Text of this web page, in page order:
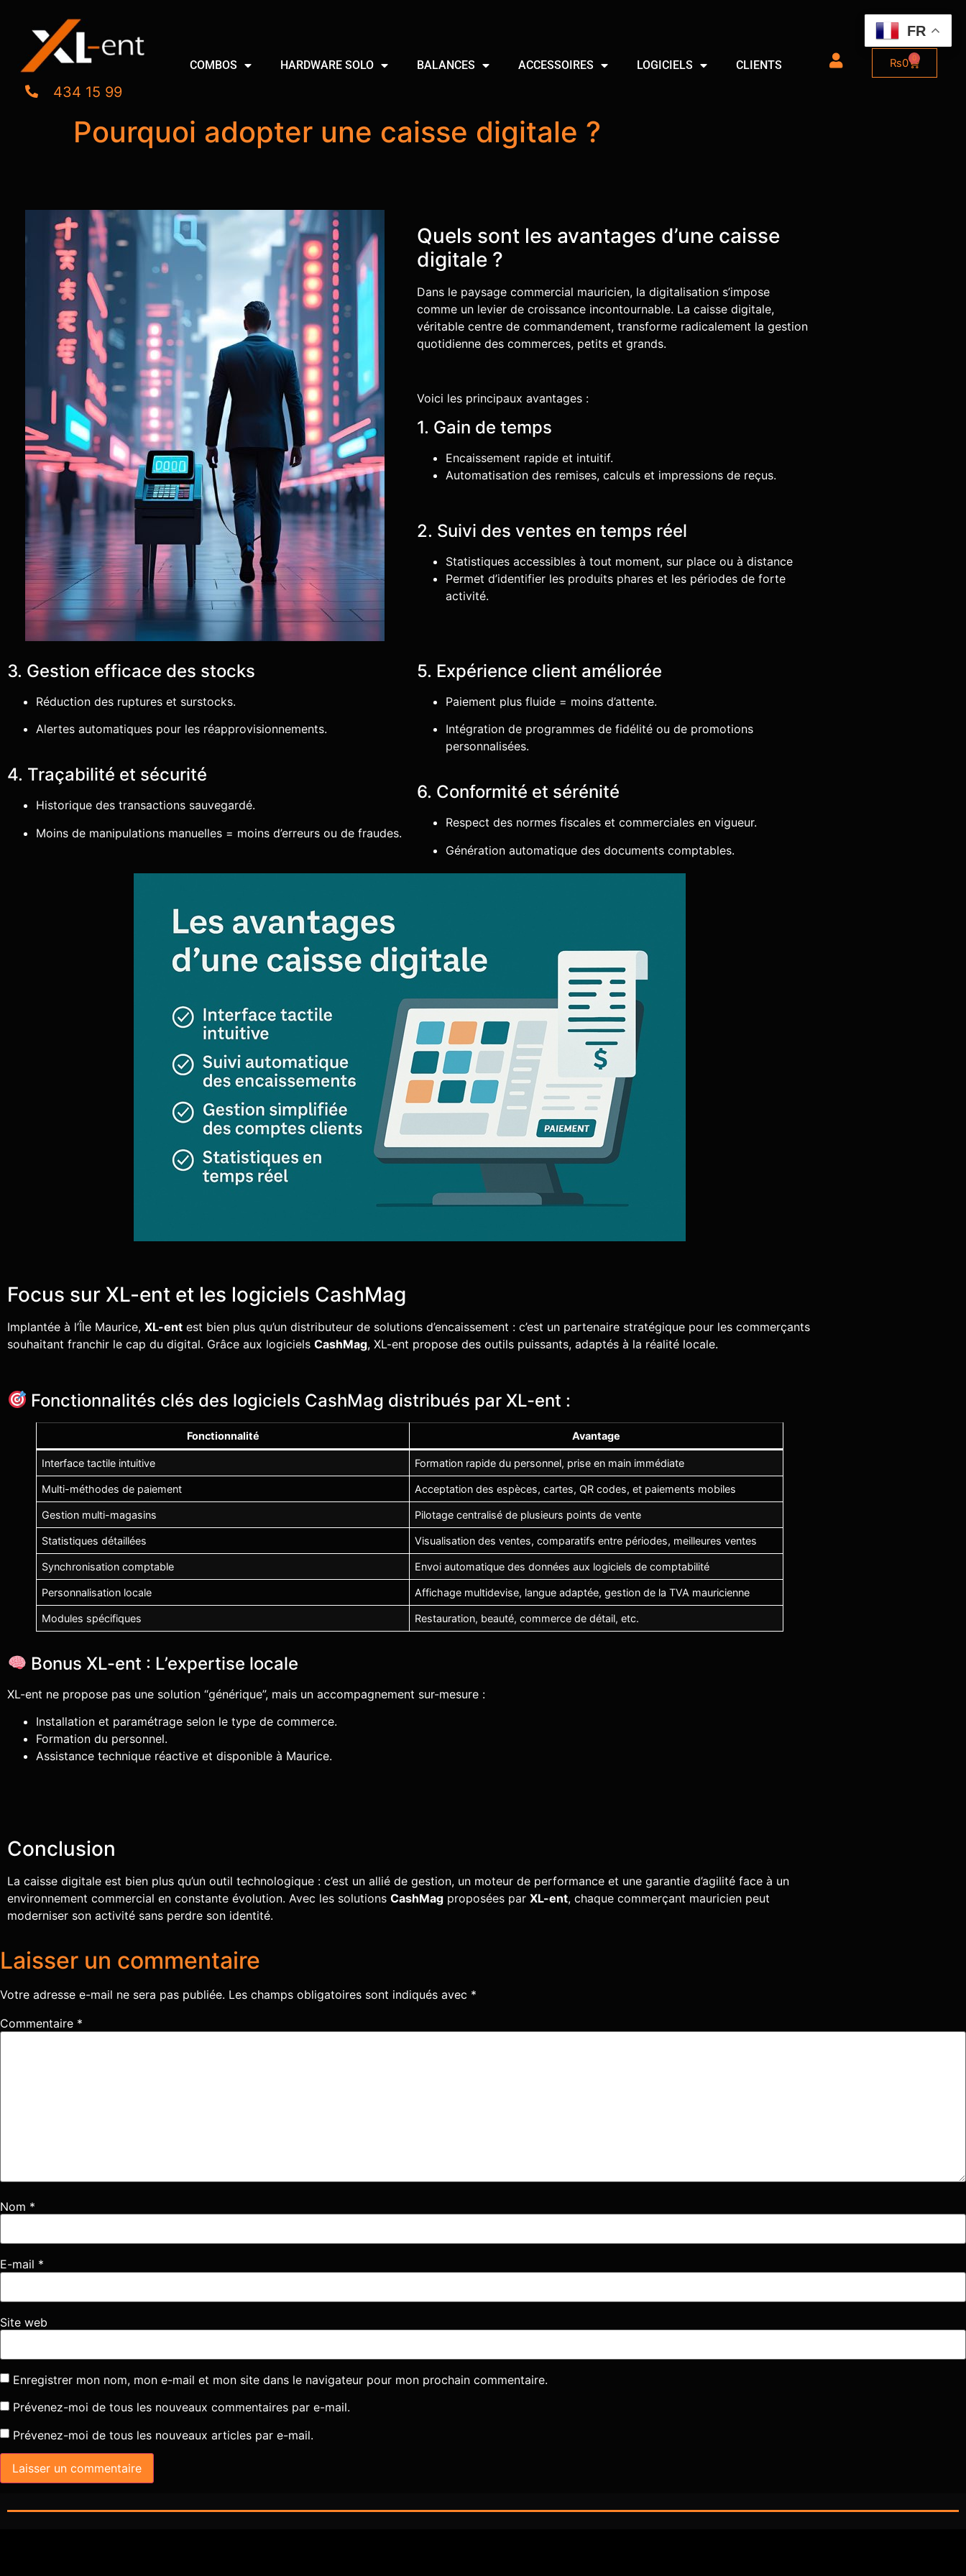
434 15 99
COMBOS HARDWARE SOLO BALANCES ACCESSOIRES LOGICIELS CLIENTS ₨0 0
Pourquoi adopter une caisse digitale ?
Quels sont les avantages d’une caisse
digitale ?
Dans le paysage commercial mauricien, la digitalisation s’impose
comme un levier de croissance incontournable. La caisse digitale,
véritable centre de commandement, transforme radicalement la gestion
quotidienne des commerces, petits et grands.
Voici les principaux avantages :
1. Gain de temps
Encaissement rapide et intuitif.
Automatisation des remises, calculs et impressions de reçus.
2. Suivi des ventes en temps réel
Statistiques accessibles à tout moment, sur place ou à distance
Permet d’identifier les produits phares et les périodes de forte
activité.
3. Gestion efficace des stocks
Réduction des ruptures et surstocks.
Alertes automatiques pour les réapprovisionnements.
4. Traçabilité et sécurité
Historique des transactions sauvegardé.
Moins de manipulations manuelles = moins d’erreurs ou de fraudes.
5. Expérience client améliorée
Paiement plus fluide = moins d’attente.
Intégration de programmes de fidélité ou de promotions
personnalisées.
6. Conformité et sérénité
Respect des normes fiscales et commerciales en vigueur.
Génération automatique des documents comptables.
Focus sur XL-ent et les logiciels CashMag
Implantée à l’Île Maurice, XL-ent est bien plus qu’un distributeur de solutions d’encaissement : c’est un partenaire stratégique pour les commerçants
souhaitant franchir le cap du digital. Grâce aux logiciels CashMag, XL-ent propose des outils puissants, adaptés à la réalité locale.
Fonctionnalités clés des logiciels CashMag distribués par XL-ent :
Fonctionnalité Avantage
Interface tactile intuitive Formation rapide du personnel, prise en main immédiate
Multi-méthodes de paiement Acceptation des espèces, cartes, QR codes, et paiements mobiles
Gestion multi-magasins Pilotage centralisé de plusieurs points de vente
Statistiques détaillées Visualisation des ventes, comparatifs entre périodes, meilleures ventes
Synchronisation comptable Envoi automatique des données aux logiciels de comptabilité
Personnalisation locale Affichage multidevise, langue adaptée, gestion de la TVA mauricienne
Modules spécifiques Restauration, beauté, commerce de détail, etc.
Bonus XL-ent : L’expertise locale
XL-ent ne propose pas une solution “générique”, mais un accompagnement sur-mesure :
Installation et paramétrage selon le type de commerce.
Formation du personnel.
Assistance technique réactive et disponible à Maurice.
Conclusion
La caisse digitale est bien plus qu’un outil technologique : c’est un allié de gestion, un moteur de performance et une garantie d’agilité face à un
environnement commercial en constante évolution. Avec les solutions CashMag proposées par XL-ent, chaque commerçant mauricien peut
moderniser son activité sans perdre son identité.
Laisser un commentaire
Votre adresse e-mail ne sera pas publiée. Les champs obligatoires sont indiqués avec *
Commentaire *
Nom *
E-mail *
Site web
Enregistrer mon nom, mon e-mail et mon site dans le navigateur pour mon prochain commentaire.
Prévenez-moi de tous les nouveaux commentaires par e-mail.
Prévenez-moi de tous les nouveaux articles par e-mail.
FR